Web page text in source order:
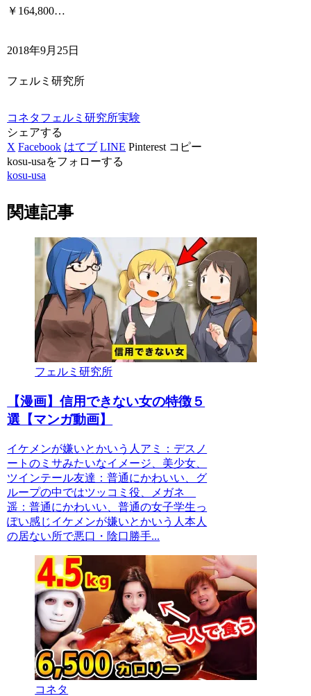
￥164,800…
2018年9月25日
フェルミ研究所
コネタフェルミ研究所実験
シェアする
X Facebook はてブ LINE Pinterest コピー
kosu-usaをフォローする
kosu-usa
関連記事
フェルミ研究所
【漫画】信用できない女の特徴５
選【マンガ動画】
イケメンが嫌いとかいう人アミ：デスノ
ートのミサみたいなイメージ、美少女、
ツインテール友達：普通にかわいい、グ
ループの中ではツッコミ役、メガネ
遥：普通にかわいい、普通の女子学生っ
ぽい感じイケメンが嫌いとかいう人本人
の居ない所で悪口・陰口勝手...
コネタ